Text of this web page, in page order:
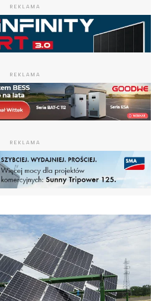
REKLAMA
REKLAMA
REKLAMA